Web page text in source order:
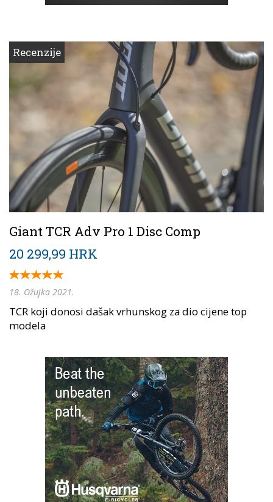
Recenzije
Giant TCR Adv Pro 1 Disc Comp
20 299,99 HRK
18. Ožujka 2021.
TCR koji donosi dašak vrhunskog za dio cijene top
modela